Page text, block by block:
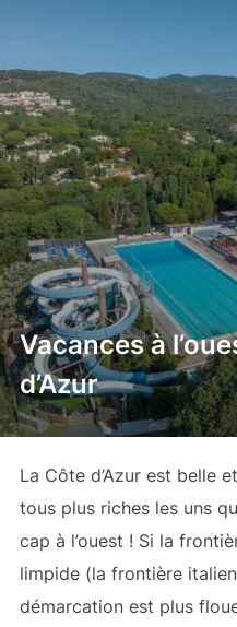
contenu
Vacances à
d’Azur
La Côte d’Azur est belle
tous plus riches les uns
cap à l’ouest ! Si la
limpide (la frontière
démarcation est plus